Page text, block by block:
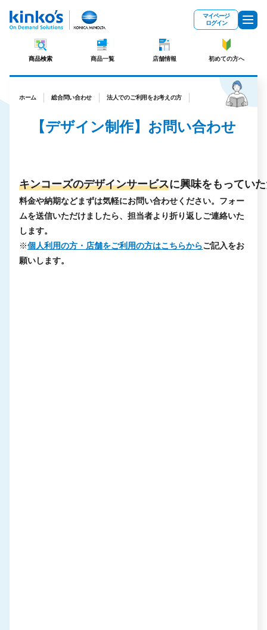
マイページ
ログイン
商品検索 商品一覧 店舗情報 初めての方へ
ホーム 総合問い合わせ 法人でのご利用をお考えの方
【デザイン制作】お問い合わせ
キンコーズのデザインサービスに興味をもってい
料金や納期などまずは気軽にお問い合わせください。フォー
ムを送信いただけましたら、担当者より折り返しご連絡いた
します。
※個人利用の方・店舗をご利用の方はこちらからご記入をお
願いします。